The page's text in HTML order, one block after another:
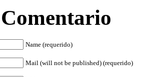
Name (requerido)
Mail (will not be published) (requerido)